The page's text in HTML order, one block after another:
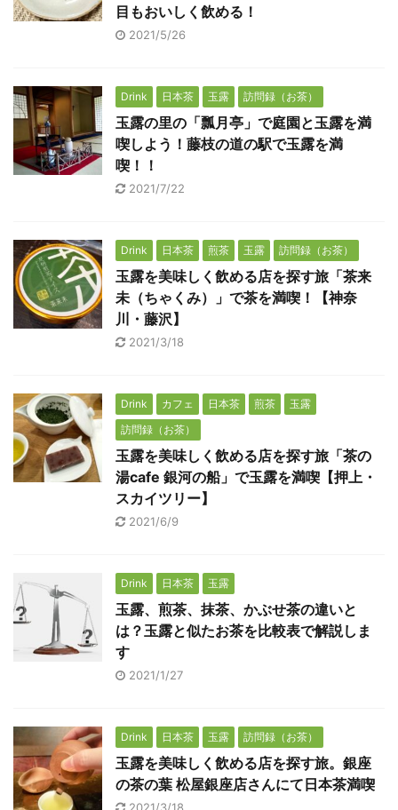
目もおいしく飲める！
2021/5/26
Drink 日本茶 玉露 訪問録（お茶）
玉露の里の「瓢月亭」で庭園と玉露を満
喫しよう！藤枝の道の駅で玉露を満
喫！！
2021/7/22
Drink 日本茶 煎茶 玉露 訪問録（お茶）
玉露を美味しく飲める店を探す旅「茶来
未（ちゃくみ）」で茶を満喫！【神奈
川・藤沢】
2021/3/18
Drink カフェ 日本茶 煎茶
玉露
訪問録（お茶）
玉露を美味しく飲める店を探す旅「茶の
湯cafe 銀河の船」で玉露を満喫【押上・
スカイツリー】
2021/6/9
Drink 日本茶 玉露
玉露、煎茶、抹茶、かぶせ茶の違いと
は？玉露と似たお茶を比較表で解説しま
す
2021/1/27
Drink 日本茶 玉露 訪問録（お茶）
玉露を美味しく飲める店を探す旅。銀座
の茶の葉 松屋銀座店さんにて日本茶満喫